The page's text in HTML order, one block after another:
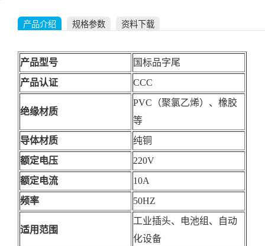
产品介绍 规格参数 资料下载
产品型号
国标品字尾
产品认证
CCC
绝缘材质
PVC（聚氯乙烯）、橡胶
等
导体材质
纯铜
额定电压
220V
额定电流
10A
频率
50HZ
适用范围
工业插头、电池组、自动
化设备